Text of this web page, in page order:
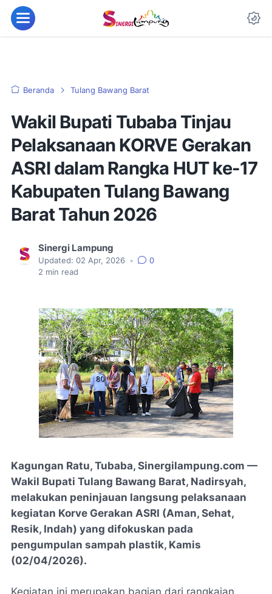
Beranda Tulang Bawang Barat
Wakil Bupati Tubaba Tinjau
Pelaksanaan KORVE Gerakan
ASRI dalam Rangka HUT ke-17
Kabupaten Tulang Bawang
Barat Tahun 2026
Sinergi Lampung
Updated: 02 Apr, 2026 •
0
2 min read
Kagungan Ratu, Tubaba, Sinergilampung.com —
Wakil Bupati Tulang Bawang Barat, Nadirsyah,
melakukan peninjauan langsung pelaksanaan
kegiatan Korve Gerakan ASRI (Aman, Sehat,
Resik, Indah) yang difokuskan pada
pengumpulan sampah plastik, Kamis
(02/04/2026).
Kegiatan ini merupakan bagian dari rangkaian